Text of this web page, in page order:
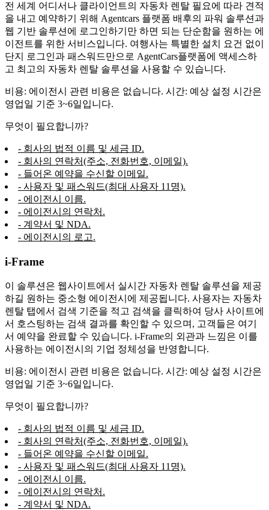
전 세계 어디서나 클라이언트의 자동차 렌탈 필요에 따라 견적
을 내고 예약하기 위해 Agentcars 플랫폼 배후의 파워 솔루션과
웹 기반 솔루션에 로그인하기만 하면 되는 단순함을 원하는 에
이전트를 위한 서비스입니다. 여행사는 특별한 설치 요건 없이
단지 로그인과 패스워드만으로 AgentCars플랫폼에 액세스하
고 최고의 자동차 렌탈 솔루션을 사용할 수 있습니다.
비용: 에이전시 관련 비용은 없습니다. 시간: 예상 설정 시간은
영업일 기준 3~6일입니다.
무엇이 필요합니까?
- 회사의 법적 이름 및 세금 ID.
- 회사의 연락처(주소, 전화번호, 이메일).
- 들어온 예약을 수신할 이메일.
- 사용자 및 패스워드(최대 사용자 11명).
- 에이전시 이름.
- 에이전시의 연락처.
- 계약서 및 NDA.
- 에이전시의 로고.
i-Frame
이 솔루션은 웹사이트에서 실시간 자동차 렌탈 솔루션을 제공
하길 원하는 중소형 에이전시에 제공됩니다. 사용자는 자동차
렌탈 탭에서 검색 기준을 적고 검색을 클릭하여 당사 사이트에
서 호스팅하는 검색 결과를 확인할 수 있으며, 고객들은 여기
서 예약을 완료할 수 있습니다. i-Frame의 외관과 느낌은 이를
사용하는 에이전시의 기업 정체성을 반영합니다.
비용: 에이전시 관련 비용은 없습니다. 시간: 예상 설정 시간은
영업일 기준 3~6일입니다.
무엇이 필요합니까?
- 회사의 법적 이름 및 세금 ID.
- 회사의 연락처(주소, 전화번호, 이메일).
- 들어온 예약을 수신할 이메일.
- 사용자 및 패스워드(최대 사용자 11명).
- 에이전시 이름.
- 에이전시의 연락처.
- 계약서 및 NDA.